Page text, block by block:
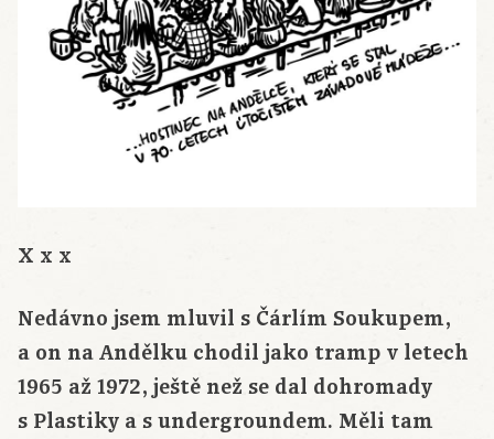
X x x
Nedávno jsem mluvil s Čárlím Soukupem,
a on na Andělku chodil jako tramp v letech
1965 až 1972, ještě než se dal dohromady
s Plastiky a s undergroundem. Měli tam